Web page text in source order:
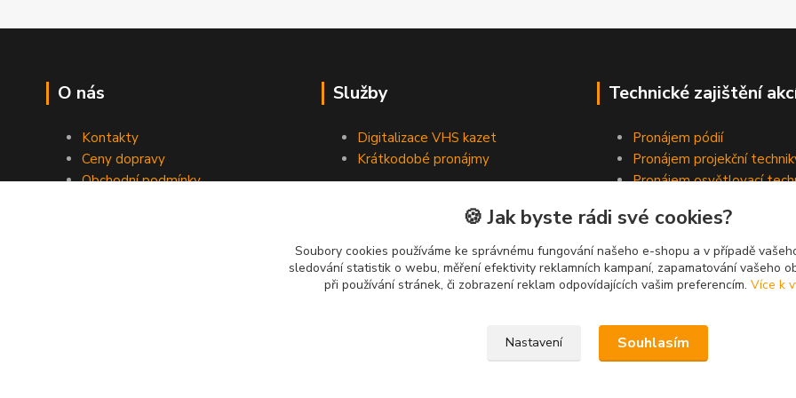
O nás
Kontakty
Ceny dopravy
Obchodní podmínky
Služby
Digitalizace VHS kazet
Krátkodobé pronájmy
Technické zajištění
Pronájem pódií
Pronájem projekční
Pronájem osvětlovací
🍪 Jak byste rádi své cookies?
Soubory cookies používáme ke správnému fungování našeho e-shopu a v případě
sledování statistik o webu, měření efektivity reklamních kampaní, zapamatování vašeho
při používání stránek, či zobrazení reklam odpovídajících vašim preferencím. Více k
Nastavení Souhlasím